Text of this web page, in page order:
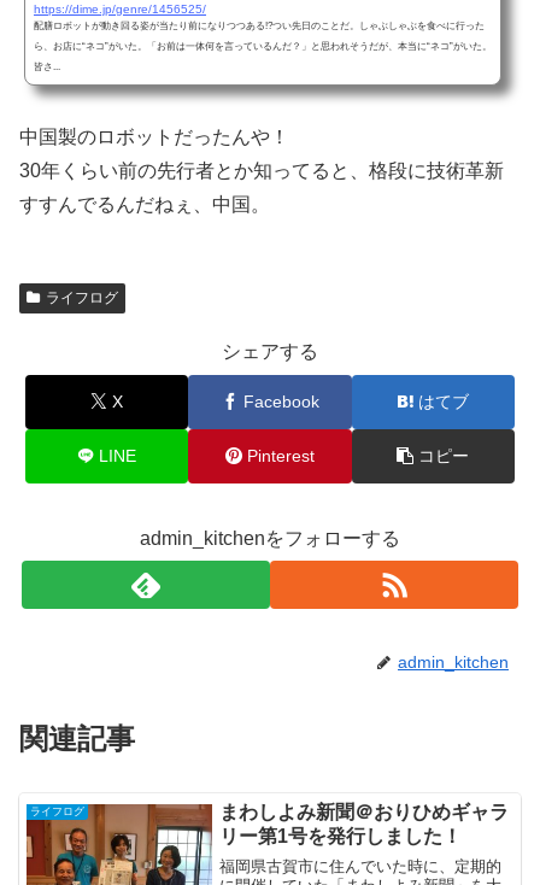
https://dime.jp/genre/1456525/
配膳ロボットが動き回る姿が当たり前になりつつある!?つい先日のことだ。しゃぶしゃぶを食べに行った
ら、お店に“ネコ”がいた。「お前は一体何を言っているんだ？」と思われそうだが、本当に“ネコ”がいた。
皆さ...
中国製のロボットだったんや！
30年くらい前の先行者とか知ってると、格段に技術革新
すすんでるんだねぇ、中国。
ライフログ
シェアする
X Facebook はてブ
LINE Pinterest コピー
admin_kitchenをフォローする
admin_kitchen
関連記事
ライフログ
まわしよみ新聞＠おりひめギャラ
リー第1号を発行しました！
福岡県古賀市に住んでいた時に、定期的